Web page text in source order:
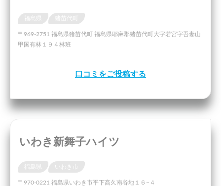
猪苗代町
〒969-2751 福島県猪苗代町 福島県耶麻郡猪苗代町大字若宮字吾妻山
甲国有林１９４林班
口コミをご投稿する
いわき新舞子ハイツ
いわき市
〒970-0221 福島県いわき市平下高久南谷地１６−４